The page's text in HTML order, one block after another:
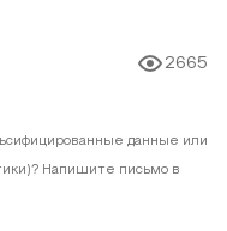
2665
данные или
Напишите письмо в